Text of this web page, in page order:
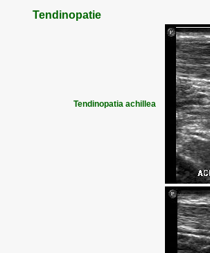
Tendinopatie
Tendinopatia achillea